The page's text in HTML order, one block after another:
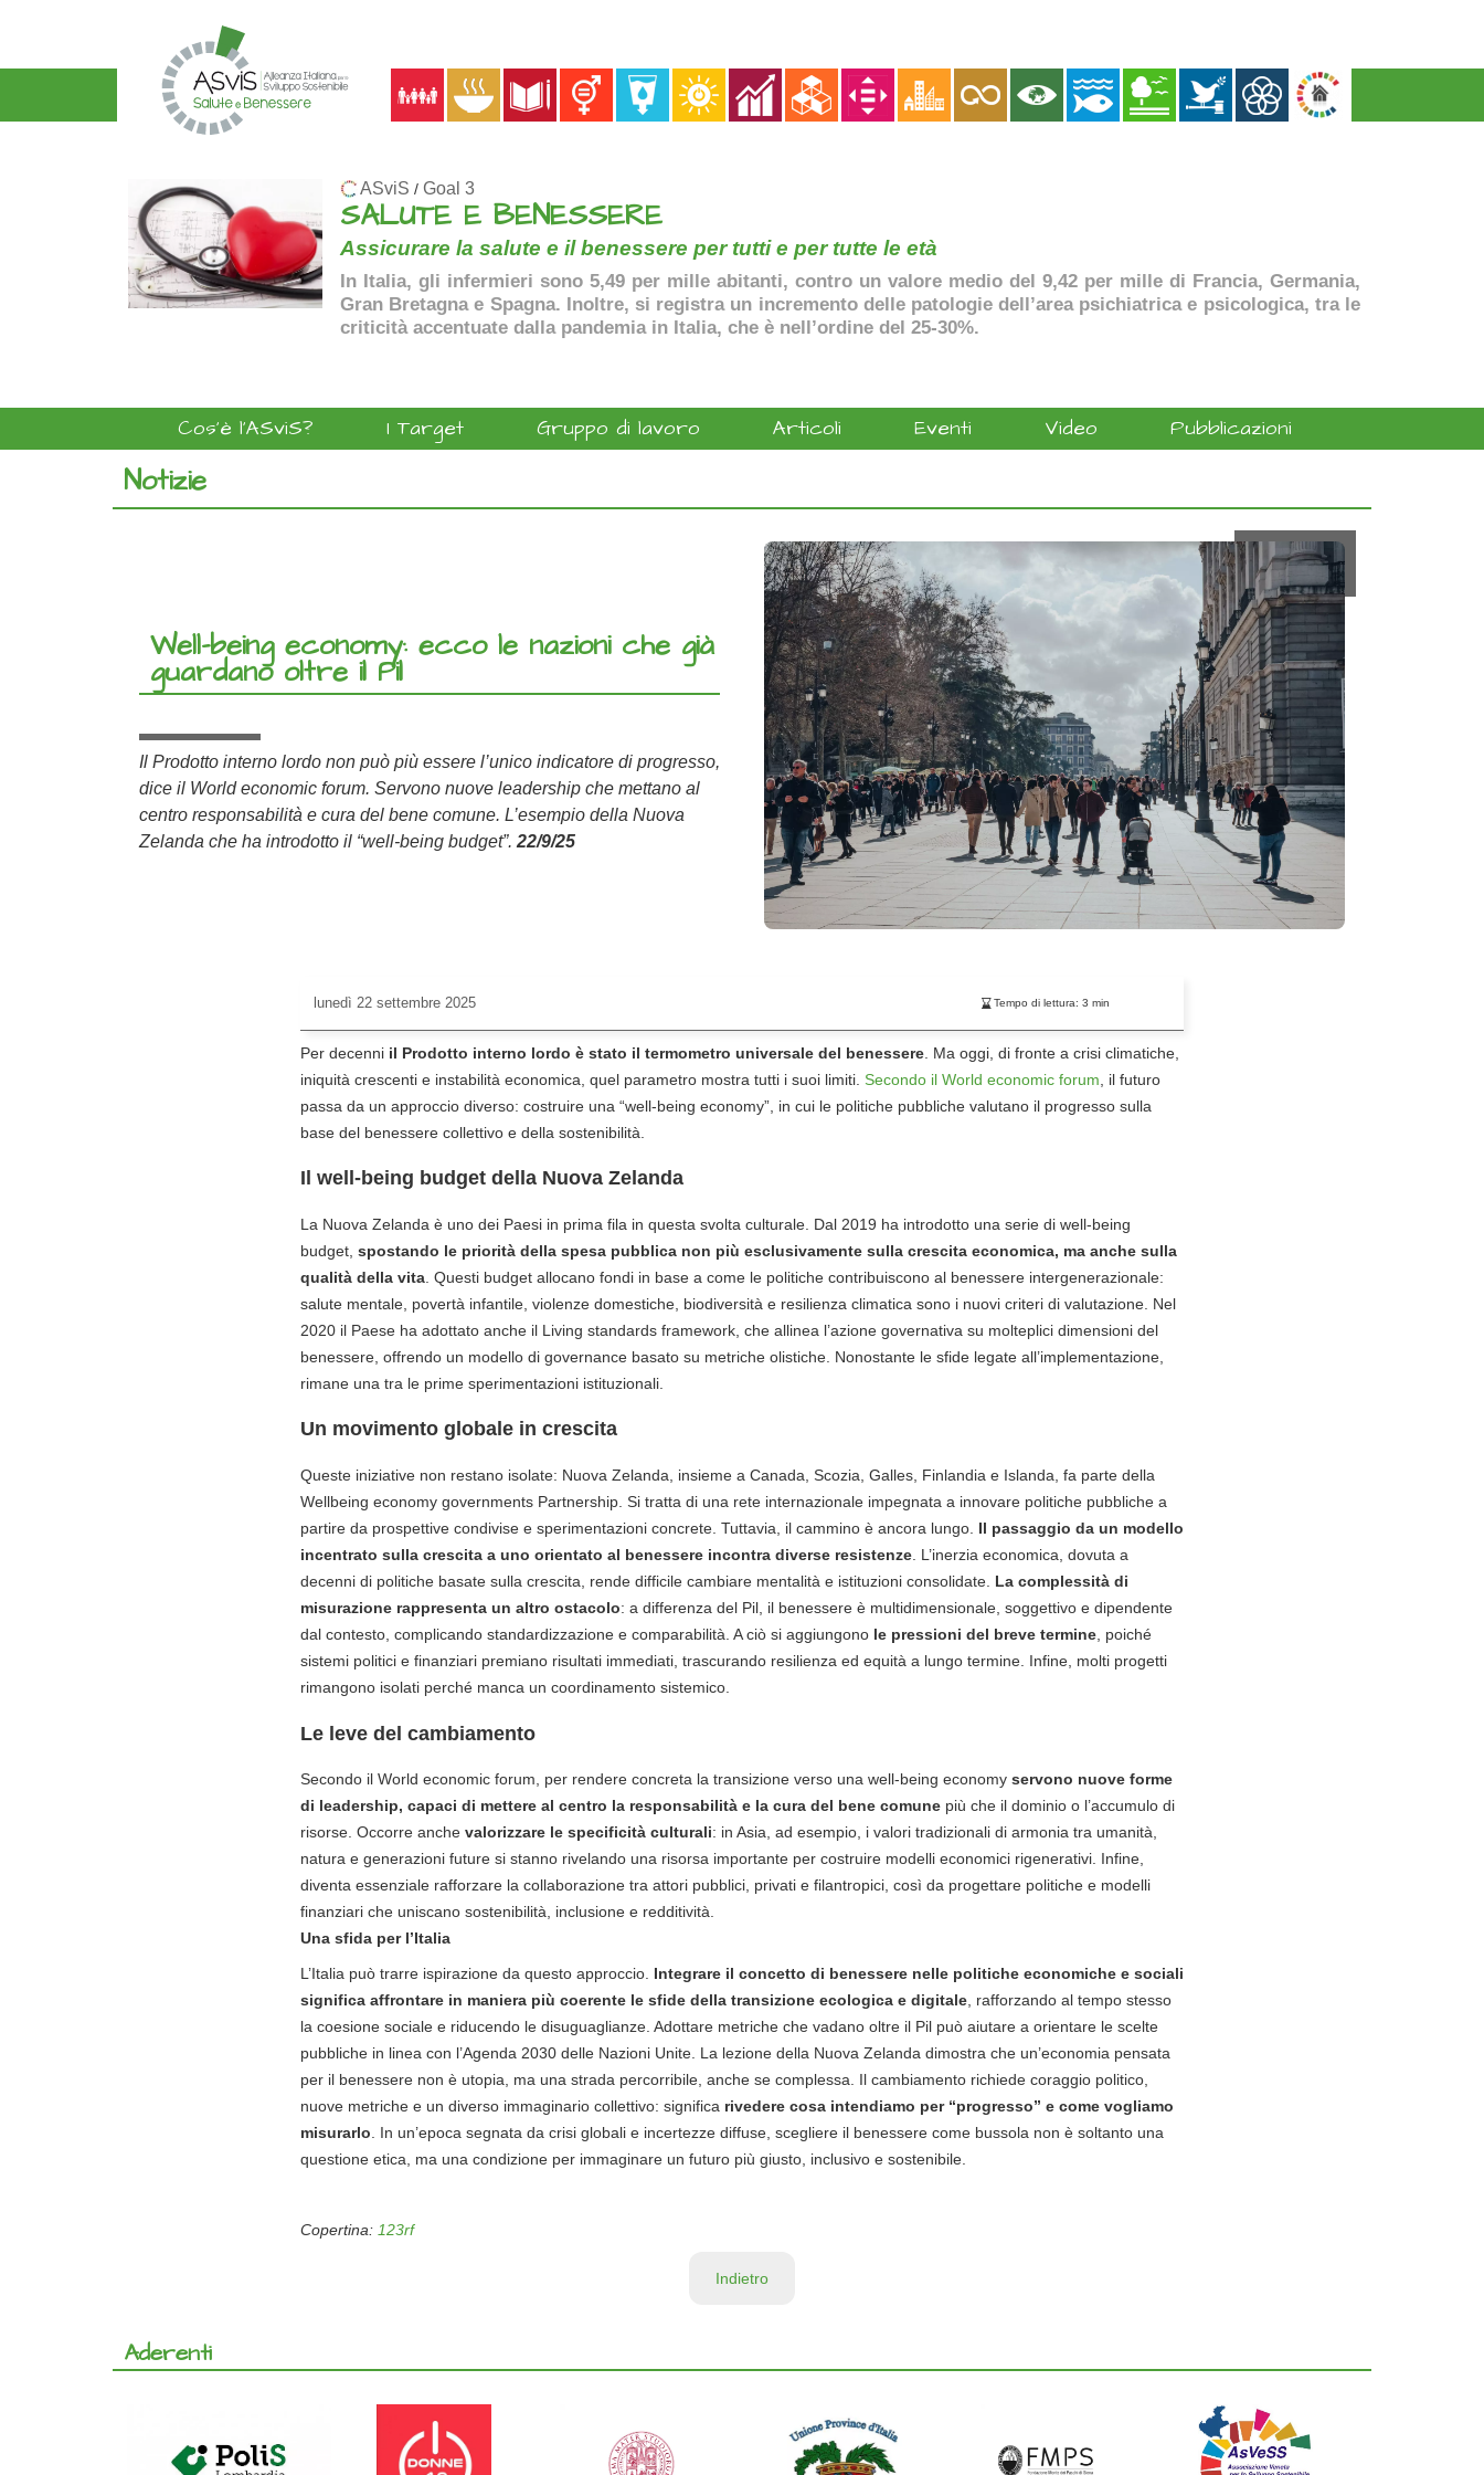
ASviS / Goal 3
SALUTE E BENESSERE
Assicurare la salute e il benessere per tutti e per tutte le età
In Italia, gli infermieri sono 5,49 per mille abitanti, contro un valore medio del 9,42 per mille di Francia, Germania,
Gran Bretagna e Spagna. Inoltre, si registra un incremento delle patologie dell’area psichiatrica e psicologica, tra le
criticità accentuate dalla pandemia in Italia, che è nell’ordine del 25-30%.
Cos'è l'ASviS? I Target Gruppo di lavoro Articoli Eventi Video Pubblicazioni
Notizie
Well-being economy: ecco le nazioni che già
guardano oltre il Pil
Il Prodotto interno lordo non può più essere l’unico indicatore di progresso,
dice il World economic forum. Servono nuove leadership che mettano al
centro responsabilità e cura del bene comune. L’esempio della Nuova
Zelanda che ha introdotto il “well-being budget”. 22/9/25
lunedì 22 settembre 2025 Tempo di lettura:3 min
Per decenni il Prodotto interno lordo è stato il termometro universale del benessere . Ma oggi, di fronte a crisi climatiche,
iniquità crescenti e instabilità economica, quel parametro mostra tutti i suoi limiti. Secondo il World economic forum , il futuro
passa da un approccio diverso: costruire una “well-being economy”, in cui le politiche pubbliche valutano il progresso sulla
base del benessere collettivo e della sostenibilità.
Il well-being budget della Nuova Zelanda
La Nuova Zelanda è uno dei Paesi in prima fila in questa svolta culturale. Dal 2019 ha introdotto una serie di well-being
budget, spostando le priorità della spesa pubblica non più esclusivamente sulla crescita economica, ma anche sulla
qualità della vita . Questi budget allocano fondi in base a come le politiche contribuiscono al benessere intergenerazionale:
salute mentale, povertà infantile, violenze domestiche, biodiversità e resilienza climatica sono i nuovi criteri di valutazione. Nel
2020 il Paese ha adottato anche il Living standards framework, che allinea l’azione governativa su molteplici dimensioni del
benessere, offrendo un modello di governance basato su metriche olistiche. Nonostante le sfide legate all’implementazione,
rimane una tra le prime sperimentazioni istituzionali.
Un movimento globale in crescita
Queste iniziative non restano isolate: Nuova Zelanda, insieme a Canada, Scozia, Galles, Finlandia e Islanda, fa parte della
Wellbeing economy governments Partnership. Si tratta di una rete internazionale impegnata a innovare politiche pubbliche a
partire da prospettive condivise e sperimentazioni concrete. Tuttavia, il cammino è ancora lungo. Il passaggio da un modello
incentrato sulla crescita a uno orientato al benessere incontra diverse resistenze . L’inerzia economica, dovuta a
decenni di politiche basate sulla crescita, rende difficile cambiare mentalità e istituzioni consolidate. La complessità di
misurazione rappresenta un altro ostacolo: a differenza del Pil, il benessere è multidimensionale, soggettivo e dipendente
dal contesto, complicando standardizzazione e comparabilità. A ciò si aggiungono le pressioni del breve termine , poiché
sistemi politici e finanziari premiano risultati immediati, trascurando resilienza ed equità a lungo termine. Infine, molti progetti
rimangono isolati perché manca un coordinamento sistemico.
Le leve del cambiamento
Secondo il World economic forum, per rendere concreta la transizione verso una well-being economy servono nuove forme
di leadership, capaci di mettere al centro la responsabilità e la cura del bene comune più che il dominio o l’accumulo di
risorse. Occorre anche valorizzare le specificità culturali: in Asia, ad esempio, i valori tradizionali di armonia tra umanità,
natura e generazioni future si stanno rivelando una risorsa importante per costruire modelli economici rigenerativi. Infine,
diventa essenziale rafforzare la collaborazione tra attori pubblici, privati e filantropici, così da progettare politiche e modelli
finanziari che uniscano sostenibilità, inclusione e redditività.
Una sfida per l’Italia
L’Italia può trarre ispirazione da questo approccio. Integrare il concetto di benessere nelle politiche economiche e sociali
significa affrontare in maniera più coerente le sfide della transizione ecologica e digitale, rafforzando al tempo stesso
la coesione sociale e riducendo le disuguaglianze. Adottare metriche che vadano oltre il Pil può aiutare a orientare le scelte
pubbliche in linea con l’Agenda 2030 delle Nazioni Unite. La lezione della Nuova Zelanda dimostra che un’economia pensata
per il benessere non è utopia, ma una strada percorribile, anche se complessa. Il cambiamento richiede coraggio politico,
nuove metriche e un diverso immaginario collettivo: significa rivedere cosa intendiamo per “progresso” e come vogliamo
misurarlo. In un’epoca segnata da crisi globali e incertezze diffuse, scegliere il benessere come bussola non è soltanto una
questione etica, ma una condizione per immaginare un futuro più giusto, inclusivo e sostenibile.
Copertina: 123rf
Indietro
Aderenti